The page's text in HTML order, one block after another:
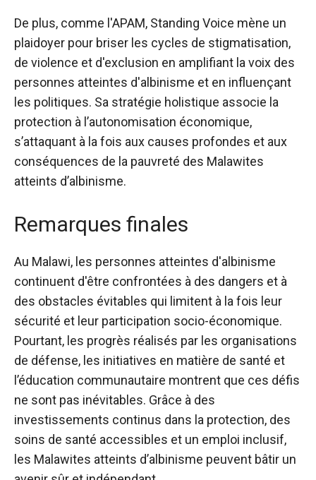
De plus, comme l'APAM, Standing Voice mène un
plaidoyer pour briser les cycles de stigmatisation,
de violence et d'exclusion en amplifiant la voix des
personnes atteintes d'albinisme et en influençant
les politiques. Sa stratégie holistique associe la
protection à l’autonomisation économique,
s’attaquant à la fois aux causes profondes et aux
conséquences de la pauvreté des Malawites
atteints d’albinisme.
Remarques finales
Au Malawi, les personnes atteintes d'albinisme
continuent d'être confrontées à des dangers et à
des obstacles évitables qui limitent à la fois leur
sécurité et leur participation socio-économique.
Pourtant, les progrès réalisés par les organisations
de défense, les initiatives en matière de santé et
l’éducation communautaire montrent que ces défis
ne sont pas inévitables. Grâce à des
investissements continus dans la protection, des
soins de santé accessibles et un emploi inclusif,
les Malawites atteints d’albinisme peuvent bâtir un